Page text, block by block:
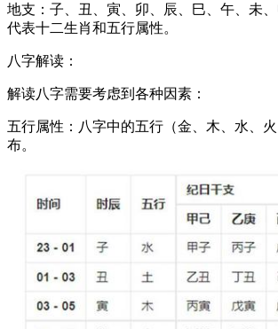
地支：子、丑、寅、卯、辰、巳、午、未、
代表十二生肖和五行属性。
八字解读：
解读八字需要考虑到各种因素：
五行属性：八字中的五行（金、木、水、
布。